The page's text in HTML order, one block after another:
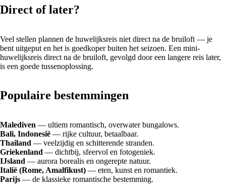
Direct of later?
Veel stellen plannen de huwelijksreis niet direct na de bruiloft — je
bent uitgeput en het is goedkoper buiten het seizoen. Een mini-
huwelijksreis direct na de bruiloft, gevolgd door een langere reis later,
is een goede tussenoplossing.
Populaire bestemmingen
Malediven — ultiem romantisch, overwater bungalows.
Bali, Indonesië — rijke cultuur, betaalbaar.
Thailand — veelzijdig en schitterende stranden.
Griekenland — dichtbij, sfeervol en fotogeniek.
IJsland — aurora borealis en ongerepte natuur.
Italië (Rome, Amalfikust) — eten, kunst en romantiek.
Parijs — de klassieke romantische bestemming.